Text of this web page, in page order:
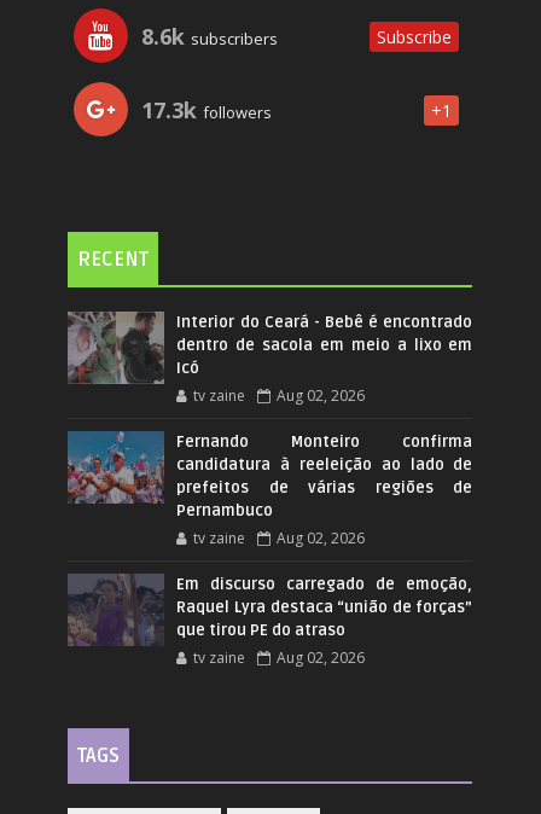
8.6k subscribers Subscribe
17.3k followers +1
RECENT
Interior do Ceará - Bebê é encontrado
dentro de sacola em meio a lixo em
Icó
tv zaine Aug 02, 2026
Fernando Monteiro confirma
candidatura à reeleição ao lado de
prefeitos de várias regiões de
Pernambuco
tv zaine Aug 02, 2026
Em discurso carregado de emoção,
Raquel Lyra destaca “união de forças”
que tirou PE do atraso
tv zaine Aug 02, 2026
TAGS